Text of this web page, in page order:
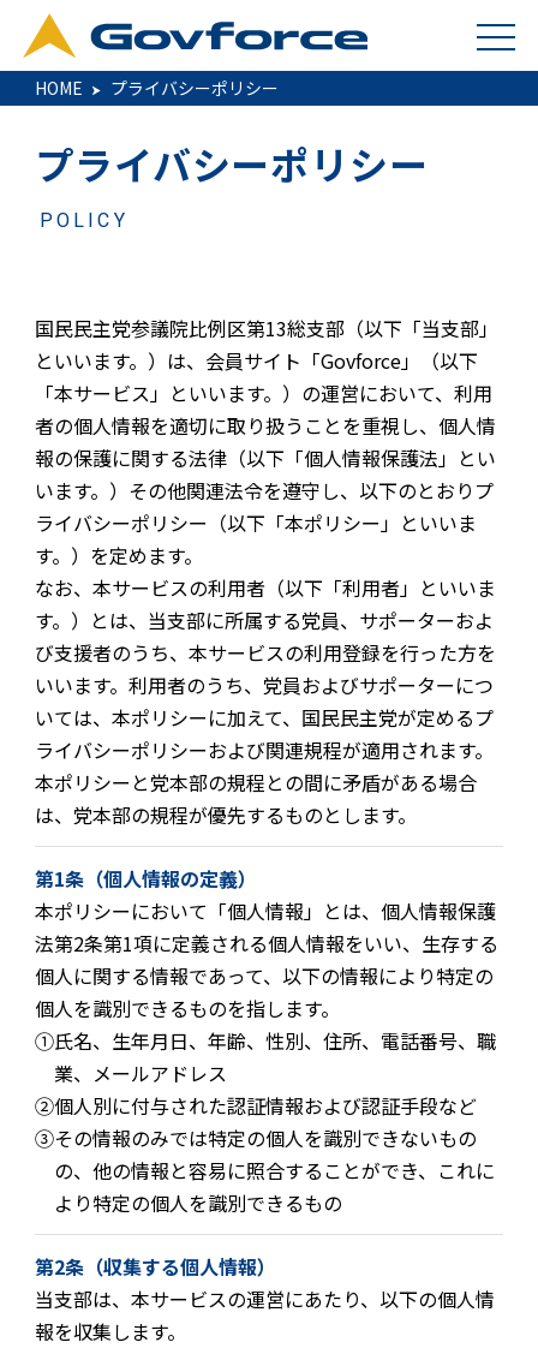
HOME プライバシーポリシー
プライバシーポリシー
POLICY
国民民主党参議院比例区第13総支部（以下「当支部」
といいます。）は、会員サイト「Govforce」（以下
「本サービス」といいます。）の運営において、利用
者の個人情報を適切に取り扱うことを重視し、個人情
報の保護に関する法律（以下「個人情報保護法」とい
います。）その他関連法令を遵守し、以下のとおりプ
ライバシーポリシー（以下「本ポリシー」といいま
す。）を定めます。
なお、本サービスの利用者（以下「利用者」といいま
す。）とは、当支部に所属する党員、サポーターおよ
び支援者のうち、本サービスの利用登録を行った方を
いいます。利用者のうち、党員およびサポーターにつ
いては、本ポリシーに加えて、国民民主党が定めるプ
ライバシーポリシーおよび関連規程が適用されます。
本ポリシーと党本部の規程との間に矛盾がある場合
は、党本部の規程が優先するものとします。
第1条（個人情報の定義）
本ポリシーにおいて「個人情報」とは、個人情報保護
法第2条第1項に定義される個人情報をいい、生存する
個人に関する情報であって、以下の情報により特定の
個人を識別できるものを指します。
①氏名、生年月日、年齢、性別、住所、電話番号、職
業、メールアドレス
②個人別に付与された認証情報および認証手段など
③その情報のみでは特定の個人を識別できないもの
の、他の情報と容易に照合することができ、これに
より特定の個人を識別できるもの
第2条（収集する個人情報）
当支部は、本サービスの運営にあたり、以下の個人情
報を収集します。